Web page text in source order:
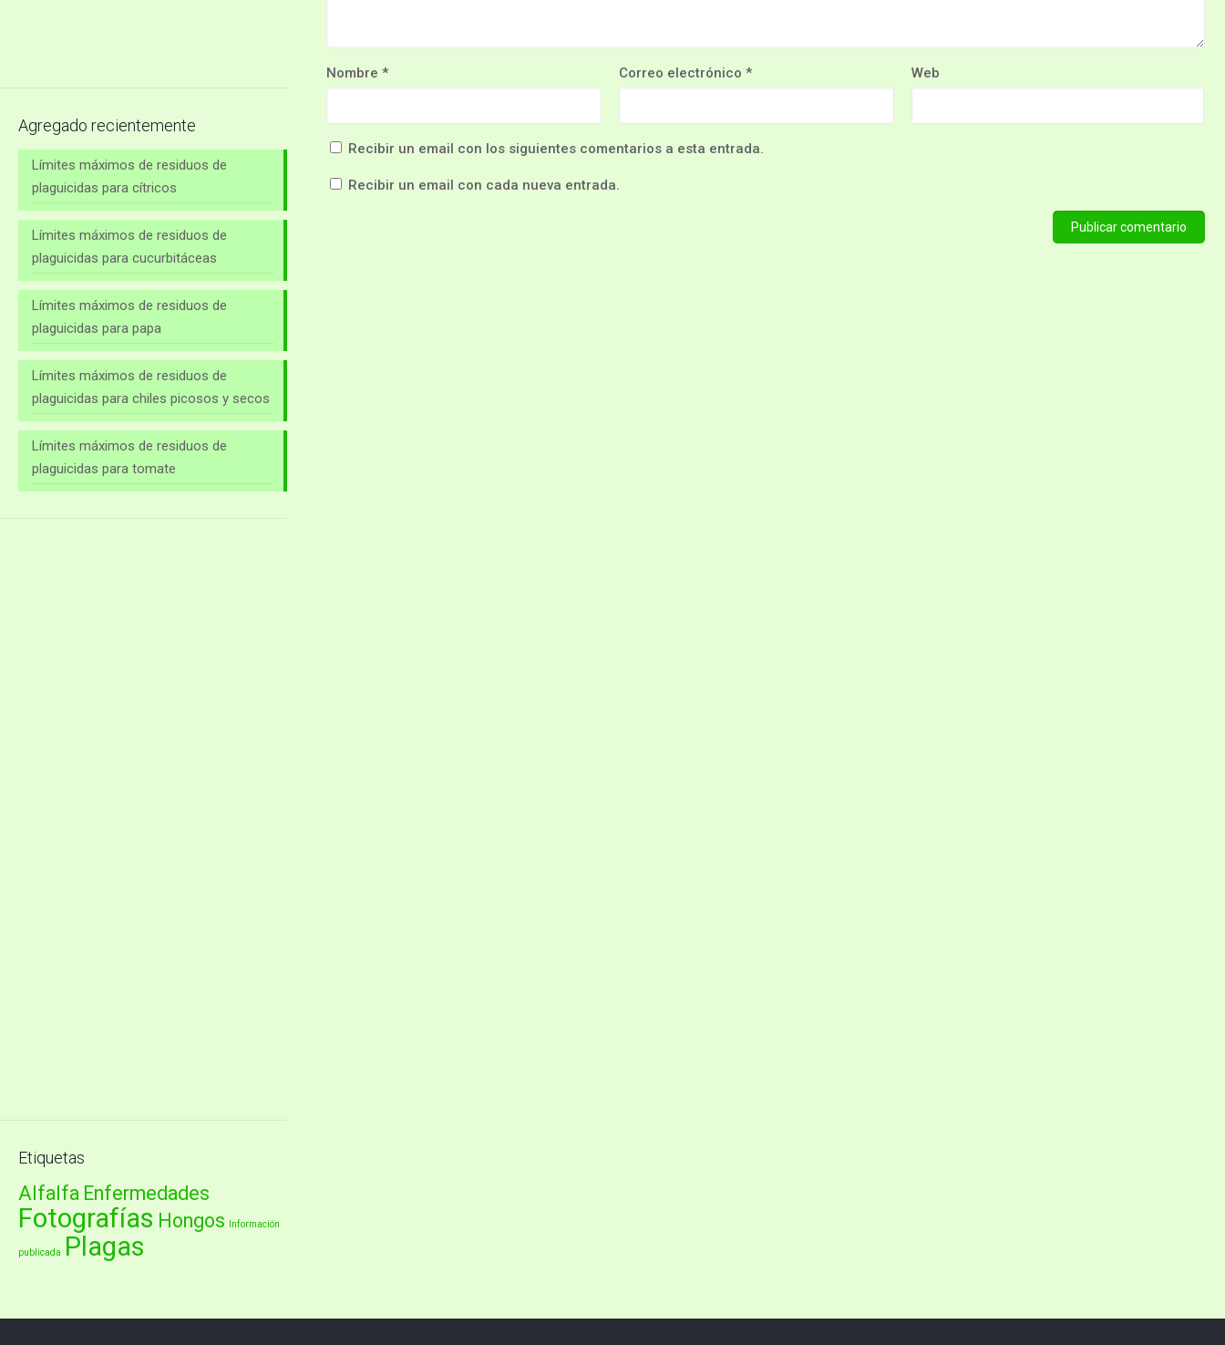
Nombre * Correo electrónico * Web
Recibir un email con los siguientes comentarios a esta entrada.
Recibir un email con cada nueva entrada.
Agregado recientemente
Límites máximos de residuos de
plaguicidas para cítricos
Límites máximos de residuos de
plaguicidas para cucurbitáceas
Límites máximos de residuos de
plaguicidas para papa
Límites máximos de residuos de
plaguicidas para chiles picosos y secos
Límites máximos de residuos de
plaguicidas para tomate
Etiquetas
Alfalfa Enfermedades
Fotografías Hongos Información
publicada Plagas